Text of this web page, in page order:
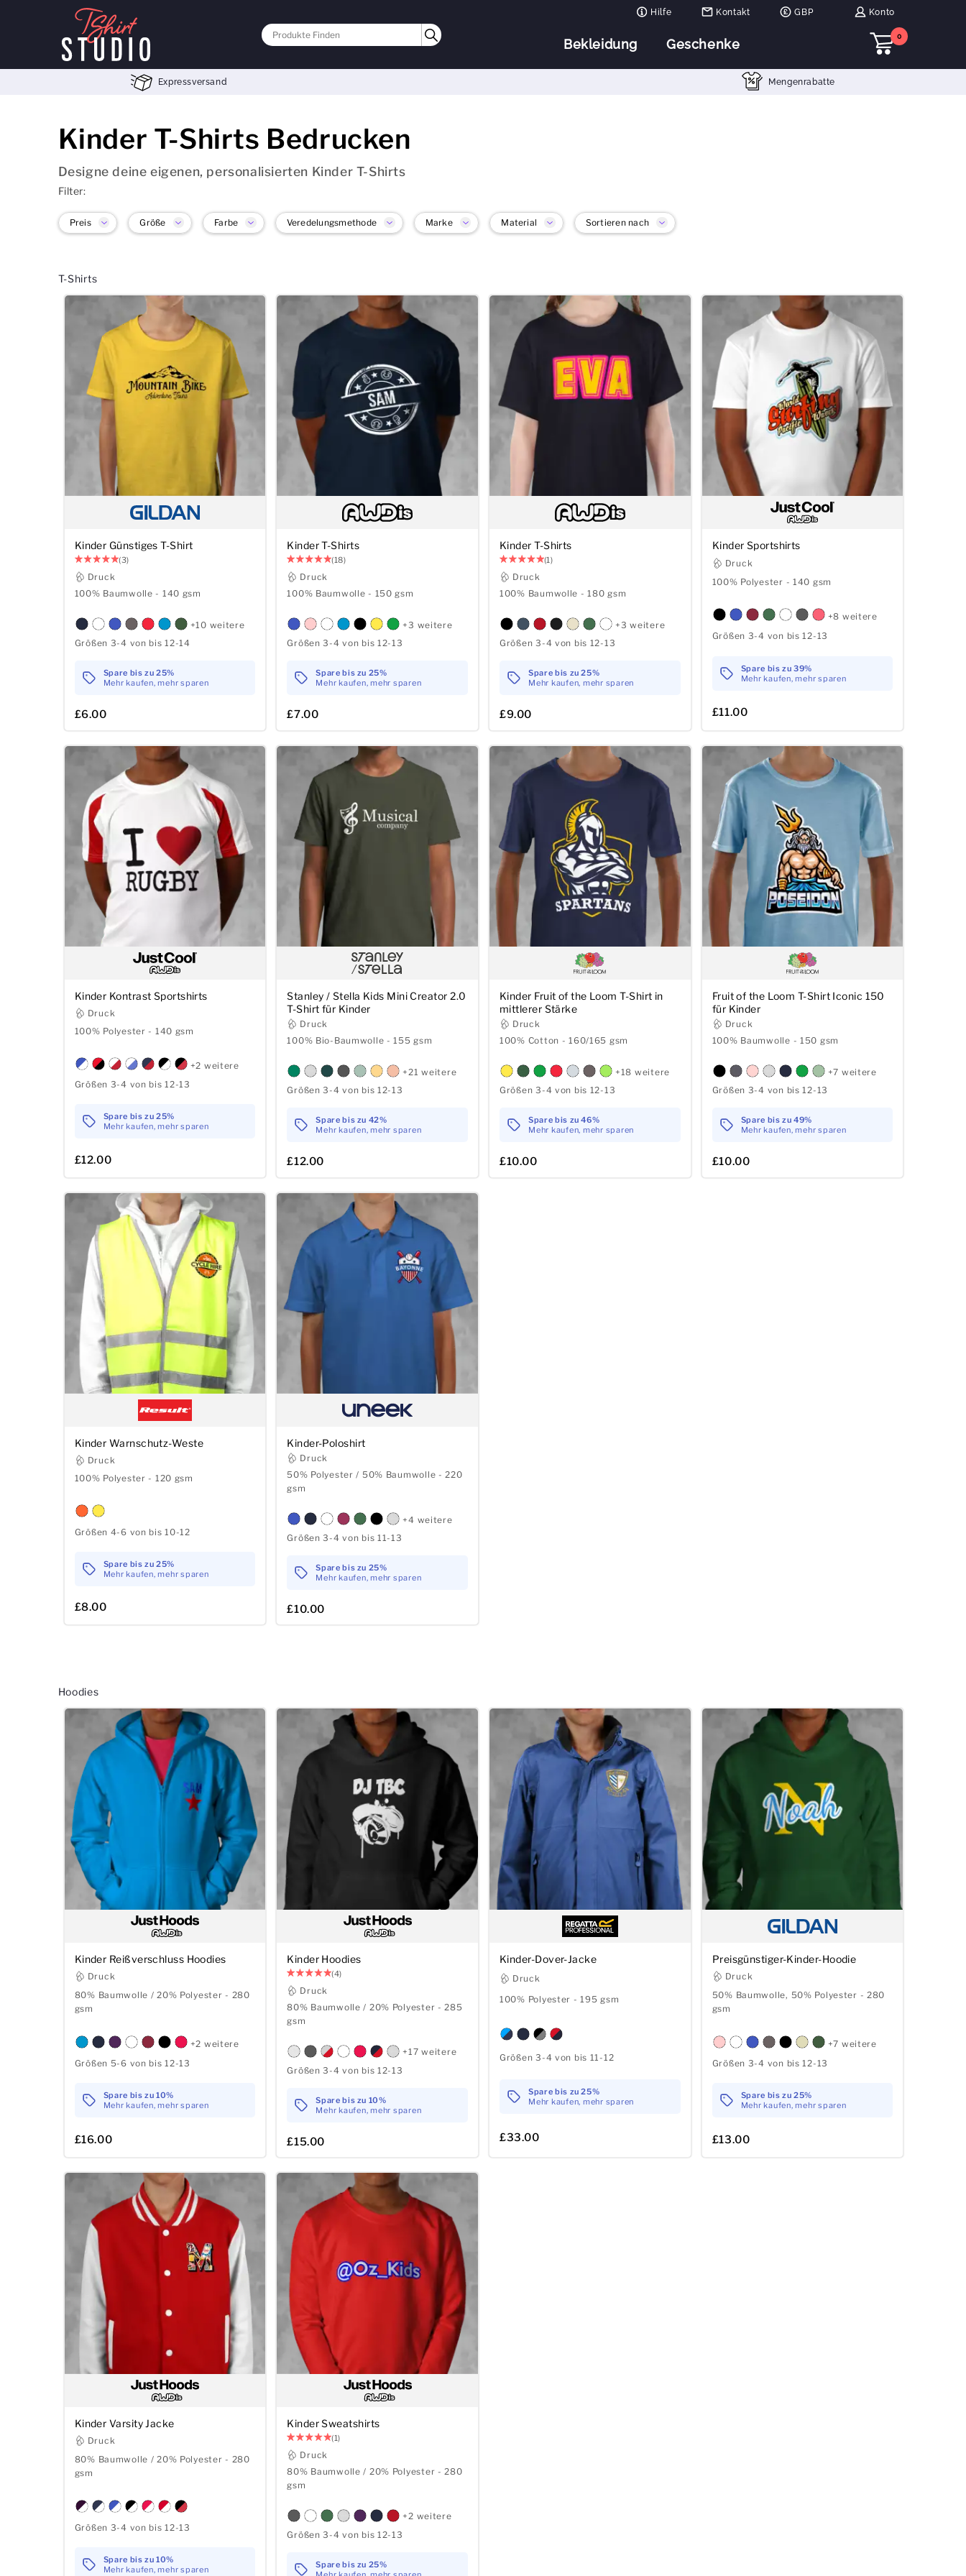
Hilfe Kontakt GBP Konto
Bekleidung Geschenke
0
Expressversand Mengenrabatte
Kinder T-Shirts Bedrucken
Designe deine eigenen, personalisierten Kinder T-Shirts
Filter:
Preis Größe Farbe Veredelungsmethode Marke Material Sortieren nach
T-Shirts
Kinder Günstiges T-Shirt
(3)
Druck
100% Baumwolle - 140 gsm
+10 weitere
Größen 3-4 von bis 12-14
Spare bis zu 25%
Mehr kaufen, mehr sparen
£6.00
Kinder T-Shirts
(18)
Druck
100% Baumwolle - 150 gsm
+3 weitere
Größen 3-4 von bis 12-13
Spare bis zu 25%
Mehr kaufen, mehr sparen
£7.00
Kinder T-Shirts
(1)
Druck
100% Baumwolle - 180 gsm
+3 weitere
Größen 3-4 von bis 12-13
Spare bis zu 25%
Mehr kaufen, mehr sparen
£9.00
Kinder Sportshirts
Druck
100% Polyester - 140 gsm
+8 weitere
Größen 3-4 von bis 12-13
Spare bis zu 39%
Mehr kaufen, mehr sparen
£11.00
Kinder Kontrast Sportshirts
Druck
100% Polyester - 140 gsm
+2 weitere
Größen 3-4 von bis 12-13
Spare bis zu 25%
Mehr kaufen, mehr sparen
£12.00
Stanley / Stella Kids Mini Creator 2.0
T-Shirt für Kinder
Druck
100% Bio-Baumwolle - 155 gsm
+21 weitere
Größen 3-4 von bis 12-13
Spare bis zu 42%
Mehr kaufen, mehr sparen
£12.00
Kinder Fruit of the Loom T-Shirt in
mittlerer Stärke
Druck
100% Cotton - 160/165 gsm
+18 weitere
Größen 3-4 von bis 12-13
Spare bis zu 46%
Mehr kaufen, mehr sparen
£10.00
Fruit of the Loom T-Shirt Iconic 150
für Kinder
Druck
100% Baumwolle - 150 gsm
+7 weitere
Größen 3-4 von bis 12-13
Spare bis zu 49%
Mehr kaufen, mehr sparen
£10.00
Kinder Warnschutz-Weste
Druck
100% Polyester - 120 gsm
Größen 4-6 von bis 10-12
Spare bis zu 25%
Mehr kaufen, mehr sparen
£8.00
Kinder-Poloshirt
Druck
50% Polyester / 50% Baumwolle - 220
gsm
+4 weitere
Größen 3-4 von bis 11-13
Spare bis zu 25%
Mehr kaufen, mehr sparen
£10.00
Hoodies
Kinder Reißverschluss Hoodies
Druck
80% Baumwolle / 20% Polyester - 280
gsm
+2 weitere
Größen 5-6 von bis 12-13
Spare bis zu 10%
Mehr kaufen, mehr sparen
£16.00
Kinder Hoodies
(4)
Druck
80% Baumwolle / 20% Polyester - 285
gsm
+17 weitere
Größen 3-4 von bis 12-13
Spare bis zu 10%
Mehr kaufen, mehr sparen
£15.00
Kinder-Dover-Jacke
Druck
100% Polyester - 195 gsm
Größen 3-4 von bis 11-12
Spare bis zu 25%
Mehr kaufen, mehr sparen
£33.00
Preisgünstiger-Kinder-Hoodie
Druck
50% Baumwolle, 50% Polyester - 280
gsm
+7 weitere
Größen 3-4 von bis 12-13
Spare bis zu 25%
Mehr kaufen, mehr sparen
£13.00
Kinder Varsity Jacke
Druck
80% Baumwolle / 20% Polyester - 280
gsm
Größen 3-4 von bis 12-13
Spare bis zu 10%
Mehr kaufen, mehr sparen
Kinder Sweatshirts
(1)
Druck
80% Baumwolle / 20% Polyester - 280
gsm
+2 weitere
Größen 3-4 von bis 12-13
Spare bis zu 25%